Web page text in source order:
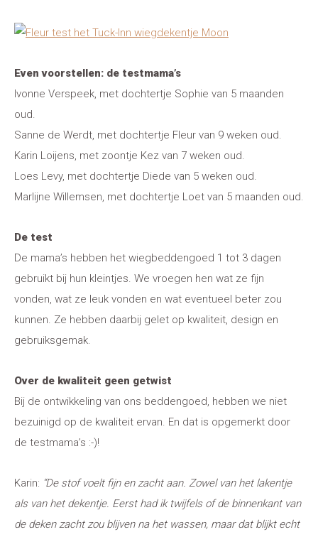
Even voorstellen: de testmama’s
Ivonne Verspeek, met dochtertje Sophie van 5 maanden
oud.
Sanne de Werdt, met dochtertje Fleur van 9 weken oud.
Karin Loijens, met zoontje Kez van 7 weken oud.
Loes Levy, met dochtertje Diede van 5 weken oud.
Marlijne Willemsen, met dochtertje Loet van 5 maanden oud.
De test
De mama’s hebben het wiegbeddengoed 1 tot 3 dagen
gebruikt bij hun kleintjes. We vroegen hen wat ze fijn
vonden, wat ze leuk vonden en wat eventueel beter zou
kunnen. Ze hebben daarbij gelet op kwaliteit, design en
gebruiksgemak.
Over de kwaliteit geen getwist
Bij de ontwikkeling van ons beddengoed, hebben we niet
bezuinigd op de kwaliteit ervan. En dat is opgemerkt door
de testmama’s :-)!
Karin: “De stof voelt fijn en zacht aan. Zowel van het lakentje
als van het dekentje. Eerst had ik twijfels of de binnenkant van
de deken zacht zou blijven na het wassen, maar dat blijkt echt